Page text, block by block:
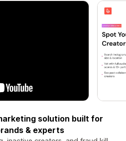
solution built for
& experts